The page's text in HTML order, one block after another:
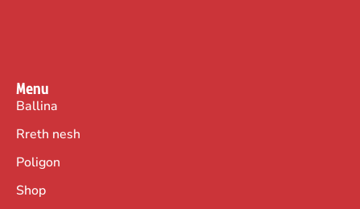
Menu
Ballina
Rreth nesh
Poligon
Shop